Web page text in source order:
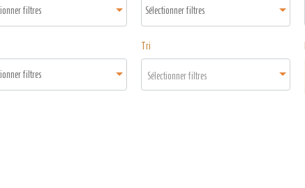
Tri
Sélectionner filtres